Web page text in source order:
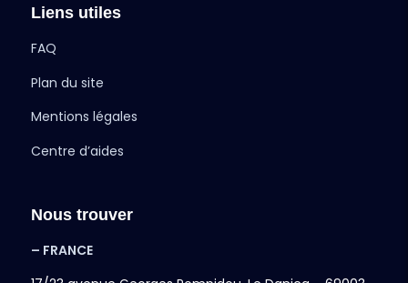
Liens utiles
FAQ
Plan du site
Mentions légales
Centre d’aides
Nous trouver
– FRANCE